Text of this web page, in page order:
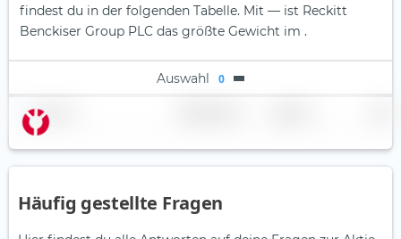
findest du in der folgenden Tabelle. Mit — ist Reckitt
Benckiser Group PLC das größte Gewicht im .
Auswahl 0
Name
Häufig gestellte Fragen